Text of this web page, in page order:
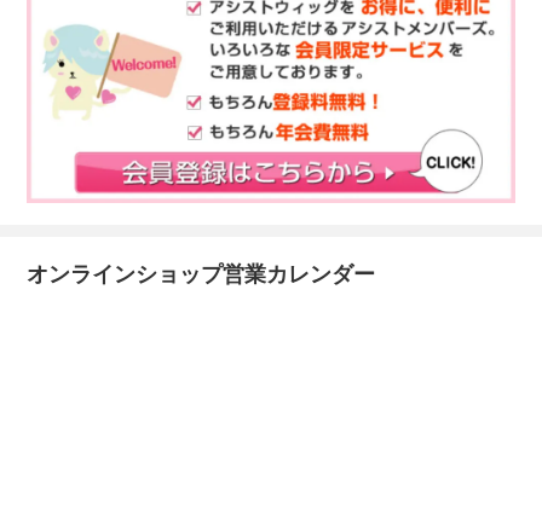
オンラインショップ営業カレンダー